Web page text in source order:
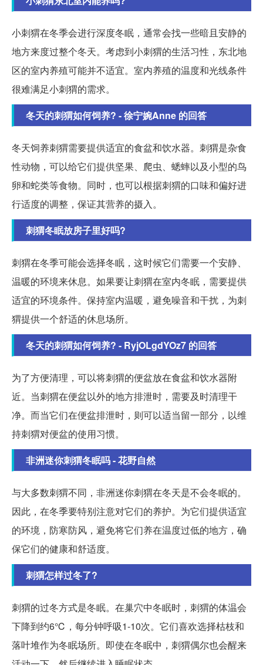
小刺猬在冬季会进行深度冬眠，通常会找一些暗且安静的
地方来度过整个冬天。考虑到小刺猬的生活习性，东北地
区的室内养殖可能并不适宜。室内养殖的温度和光线条件
很难满足小刺猬的需求。
冬天的刺猬如何饲养? - 徐宁婉Anne 的回答
冬天饲养刺猬需要提供适宜的食盆和饮水器。刺猬是杂食
性动物，可以给它们提供坚果、爬虫、蟋蟀以及小型的鸟
卵和蛇类等食物。同时，也可以根据刺猬的口味和偏好进
行适度的调整，保证其营养的摄入。
刺猬冬眠放房子里好吗?
刺猬在冬季可能会选择冬眠，这时候它们需要一个安静、
温暖的环境来休息。如果要让刺猬在室内冬眠，需要提供
适宜的环境条件。保持室内温暖，避免噪音和干扰，为刺
猬提供一个舒适的休息场所。
冬天的刺猬如何饲养? - RyjOLgdYOz7 的回答
为了方便清理，可以将刺猬的便盆放在食盆和饮水器附
近。当刺猬在便盆以外的地方排泄时，需要及时清理干
净。而当它们在便盆排泄时，则可以适当留一部分，以维
持刺猬对便盆的使用习惯。
非洲迷你刺猬冬眠吗 - 花野自然
与大多数刺猬不同，非洲迷你刺猬在冬天是不会冬眠的。
因此，在冬季要特别注意对它们的养护。为它们提供适宜
的环境，防寒防风，避免将它们养在温度过低的地方，确
保它们的健康和舒适度。
刺猬怎样过冬了?
刺猬的过冬方式是冬眠。在巢穴中冬眠时，刺猬的体温会
下降到约6℃，每分钟呼吸1-10次。它们喜欢选择枯枝和
落叶堆作为冬眠场所。即使在冬眠中，刺猬偶尔也会醒来